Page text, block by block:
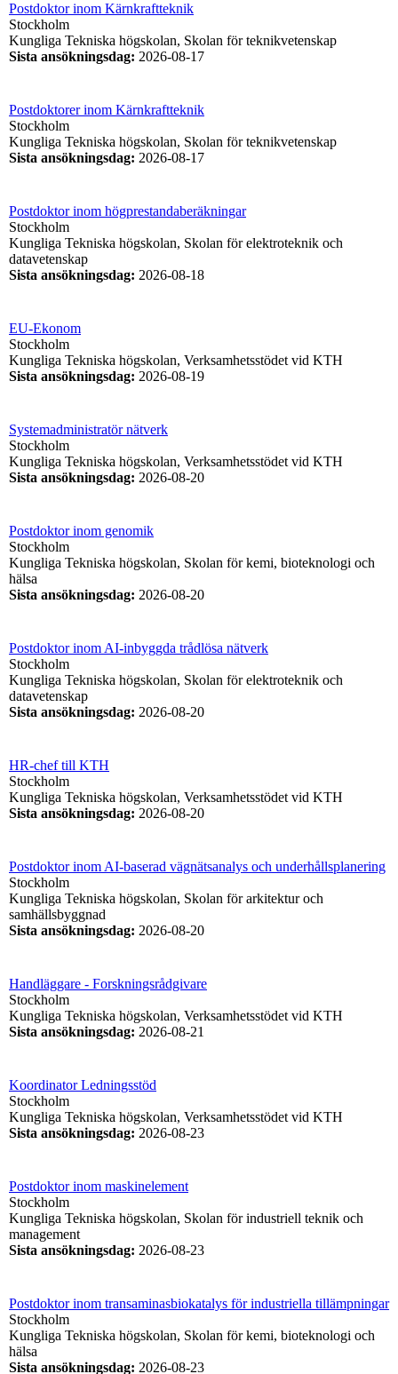
Postdoktor inom Kärnkraftteknik
Stockholm
Kungliga Tekniska högskolan, Skolan för teknikvetenskap
Sista ansökningsdag: 2026-08-17
Postdoktorer inom Kärnkraftteknik
Stockholm
Kungliga Tekniska högskolan, Skolan för teknikvetenskap
Sista ansökningsdag: 2026-08-17
Postdoktor inom högprestandaberäkningar
Stockholm
Kungliga Tekniska högskolan, Skolan för elektroteknik och
datavetenskap
Sista ansökningsdag: 2026-08-18
EU-Ekonom
Stockholm
Kungliga Tekniska högskolan, Verksamhetsstödet vid KTH
Sista ansökningsdag: 2026-08-19
Systemadministratör nätverk
Stockholm
Kungliga Tekniska högskolan, Verksamhetsstödet vid KTH
Sista ansökningsdag: 2026-08-20
Postdoktor inom genomik
Stockholm
Kungliga Tekniska högskolan, Skolan för kemi, bioteknologi och
hälsa
Sista ansökningsdag: 2026-08-20
Postdoktor inom AI-inbyggda trådlösa nätverk
Stockholm
Kungliga Tekniska högskolan, Skolan för elektroteknik och
datavetenskap
Sista ansökningsdag: 2026-08-20
HR-chef till KTH
Stockholm
Kungliga Tekniska högskolan, Verksamhetsstödet vid KTH
Sista ansökningsdag: 2026-08-20
Postdoktor inom AI-baserad vägnätsanalys och underhållsplanering
Stockholm
Kungliga Tekniska högskolan, Skolan för arkitektur och
samhällsbyggnad
Sista ansökningsdag: 2026-08-20
Handläggare - Forskningsrådgivare
Stockholm
Kungliga Tekniska högskolan, Verksamhetsstödet vid KTH
Sista ansökningsdag: 2026-08-21
Koordinator Ledningsstöd
Stockholm
Kungliga Tekniska högskolan, Verksamhetsstödet vid KTH
Sista ansökningsdag: 2026-08-23
Postdoktor inom maskinelement
Stockholm
Kungliga Tekniska högskolan, Skolan för industriell teknik och
management
Sista ansökningsdag: 2026-08-23
Postdoktor inom transaminasbiokatalys för industriella tillämpningar
Stockholm
Kungliga Tekniska högskolan, Skolan för kemi, bioteknologi och
hälsa
Sista ansökningsdag: 2026-08-23